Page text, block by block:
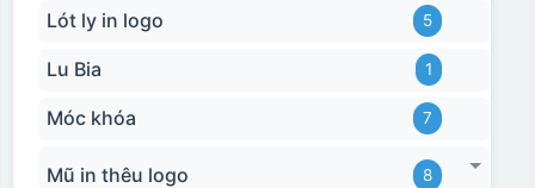
Lót ly in logo 5
Lu Bia 1
Móc khóa 7
Mũ in thêu logo 8